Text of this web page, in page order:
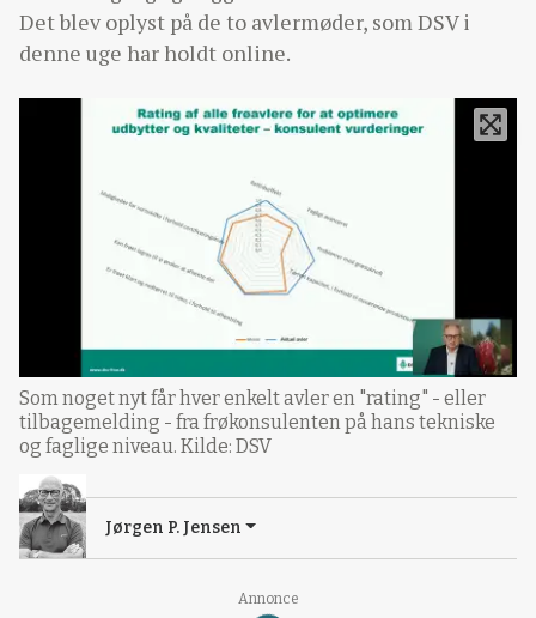
Annonce
Det blev oplyst på de to avlermøder, som DSV i
denne uge har holdt online.
Som noget nyt får hver enkelt avler en "rating" - eller
tilbagemelding - fra frøkonsulenten på hans tekniske
og faglige niveau. Kilde: DSV
Jørgen P. Jensen